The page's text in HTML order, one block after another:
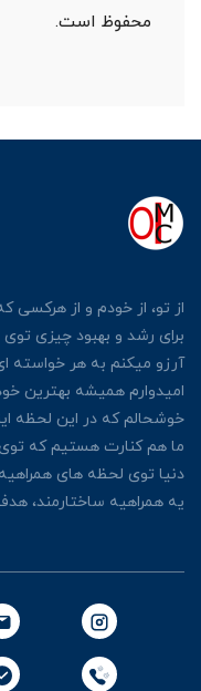
محفوظ است.
از تو، از خودم و از هرکسی
برای رشد و بهبود چیزی
آرزو میکنم به هر خواسته
امیدوارم همیشه بهترین
خوشحالم که در این لحظه
ما هم کنارت هستیم که
دنیا توی لحظه های
یه همراهیه ساختارمند،